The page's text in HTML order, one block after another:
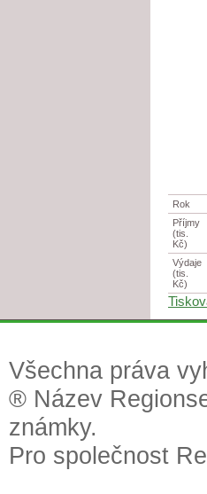
Rok
Příjmy
(tis.
Kč)
Výdaje
(tis.
Kč)
Všechna práva
® Název
známky.
Pro společnost